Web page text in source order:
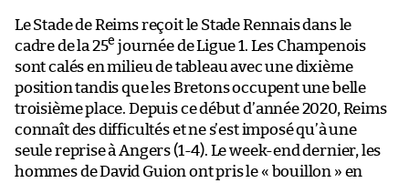
Le Stade de Reims reçoit le Stade Rennais dans le
cadre de la 25e journée de Ligue 1. Les Champenois
sont calés en milieu de tableau avec une dixième
position tandis que les Bretons occupent une belle
troisième place. Depuis ce début d’année 2020, Reims
connaît des difficultés et ne s’est imposé qu’à une
seule reprise à Angers (1-4). Le week-end dernier, les
hommes de David Guion ont pris le « bouillon » en